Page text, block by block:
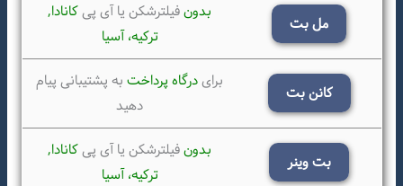
مل بت
بدونفیلترشکن یا آی پیکانادا,
ترکیه، آسیا
کانن بت
برایدرگاه پرداختبه پشتیبانی پیام
دهید
بت وینر
بدونفیلترشکن یا آی پیکانادا,
ترکیه، آسیا